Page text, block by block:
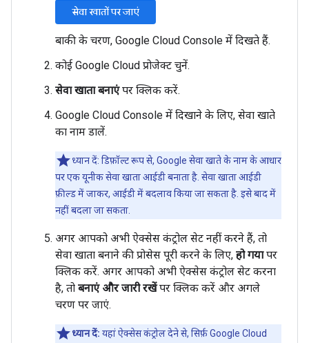
सेवा खातों पर जाएं
बाकी के चरण, Google Cloud Console में दिखते हैं.
कोई Google Cloud प्रोजेक्ट चुनें.
सेवा खाता बनाएंपर क्लिक करें.
Google Cloud Console में दिखाने के लिए, सेवा खाते
का नाम डालें.
ध्यान दें: डिफ़ॉल्ट रूप से, Google सेवा खाते के नाम के आधार
पर एक यूनीक सेवा खाता आईडी बनाता है. सेवा खाता आईडी
फ़ील्ड में जाकर, आईडी में बदलाव किया जा सकता है. इसे बाद में
नहीं बदला जा सकता.
अगर आपको अभी ऐक्सेस कंट्रोल सेट नहीं करने हैं, तो
सेवा खाता बनाने की प्रोसेस पूरी करने के लिए, हो गयापर
क्लिक करें. अगर आपको अभी ऐक्सेस कंट्रोल सेट करना
है, तो बनाएं और जारी रखेंपर क्लिक करें और अगले
चरण पर जाएं.
ध्यान दें: यहां ऐक्सेस कंट्रोल देने से, सिर्फ़ Google Cloud